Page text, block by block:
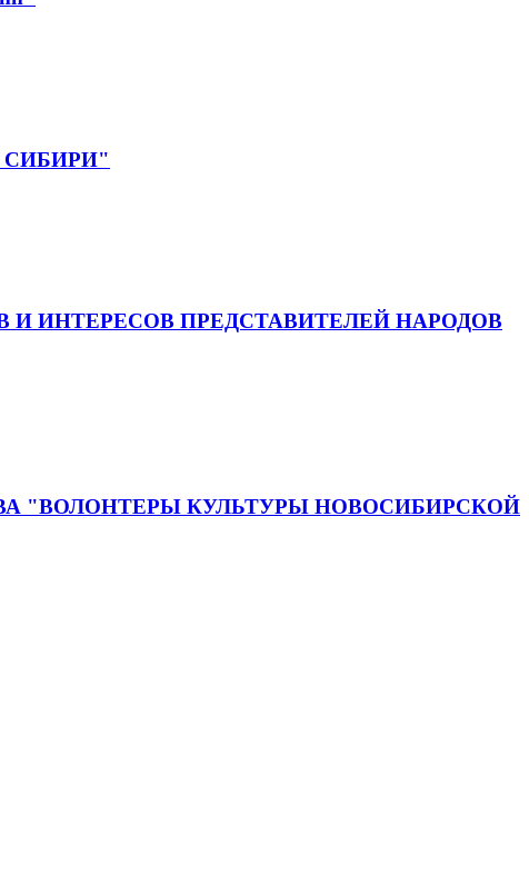
СИБИРИ"
ИНТЕРЕСОВ ПРЕДСТАВИТЕЛЕЙ НАРОДОВ
"ВОЛОНТЕРЫ КУЛЬТУРЫ НОВОСИБИРСКОЙ